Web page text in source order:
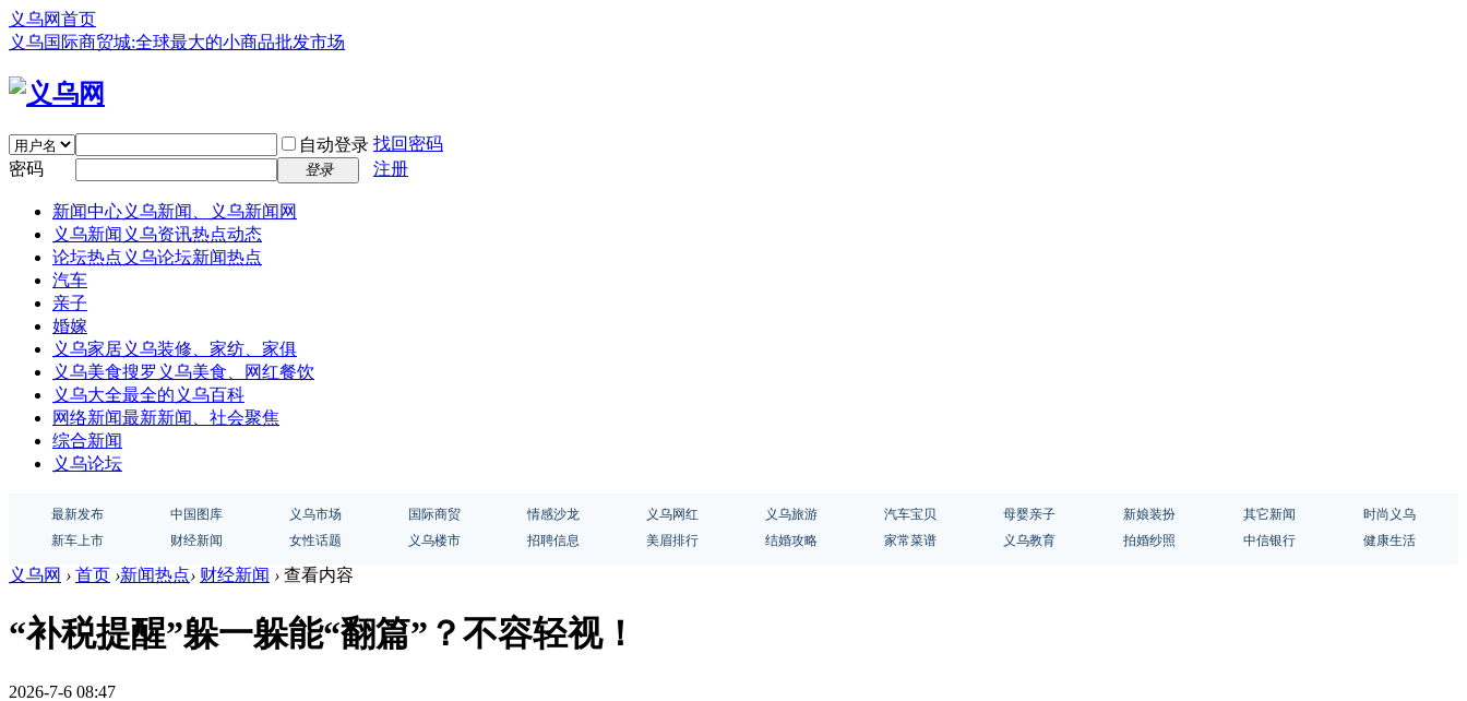
义乌网首页
义乌国际商贸城:全球最大的小商品批发市场
自动登录 找回密码
密码
登录 注册
新闻中心义乌新闻、义乌新闻网
义乌新闻 义乌资讯热点动态
论坛热点 义乌论坛新闻热点
汽车
亲子
婚嫁
义乌家居义乌装修、家纺、家俱
义乌美食搜罗义乌美食、网红餐饮
义乌大全最全的义乌百科
网络新闻最新新闻、社会聚焦
综合新闻
义乌论坛
最新发布 中国图库 义乌市场 国际商贸 情感沙龙 义乌网红 义乌旅游 汽车宝贝 母婴亲子 新娘装扮 其它新闻
时尚义乌
新车上市
财经新闻 女性话题 义乌楼市 招聘信息 美眉排行 结婚攻略 家常菜谱 义乌教育 拍婚纱照 中信银行 健康生活
义乌网 › 首页 ›新闻热点› 财经新闻 › 查看内容
“补税提醒”躲一躲能“翻篇”？不容轻视！
2026-7-6 08:47